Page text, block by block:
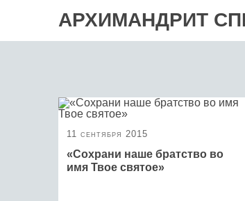
АРХИМАНДРИТ
11 сентября 2015
«Сохрани наше братство во
имя Твое святое»